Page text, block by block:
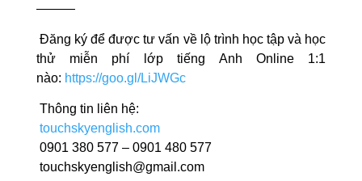
———
Đăng ký để được tư vấn về lộ trình học tập và học
thử miễn phí lớp tiếng Anh Online 1:1
nào: https://goo.gl/LiJWGc
Thông tin liên hệ:
touchskyenglish.com
0901 380 577 – 0901 480 577
touchskyenglish@gmail.com